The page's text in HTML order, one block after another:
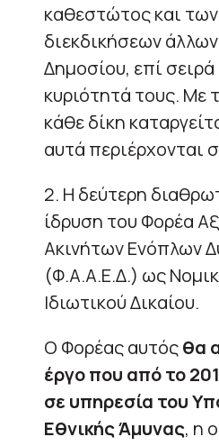
καθεστώτος και
διεκδικήσεων
Δημοσίου, επί
κυριότητά τους. Με
κάθε δίκη
αυτά περιέρχονται
2. Η δεύτερη
ίδρυση του Φορέα
Ακινήτων Ενόπλων
(Φ.Α.Α.Ε.Δ.) ως
Ιδιωτικού Δικαίου.
Ο Φορέας αυτόςθα
έργο που από το
σε υπηρεσία του
Εθνικής Άμυνας, η